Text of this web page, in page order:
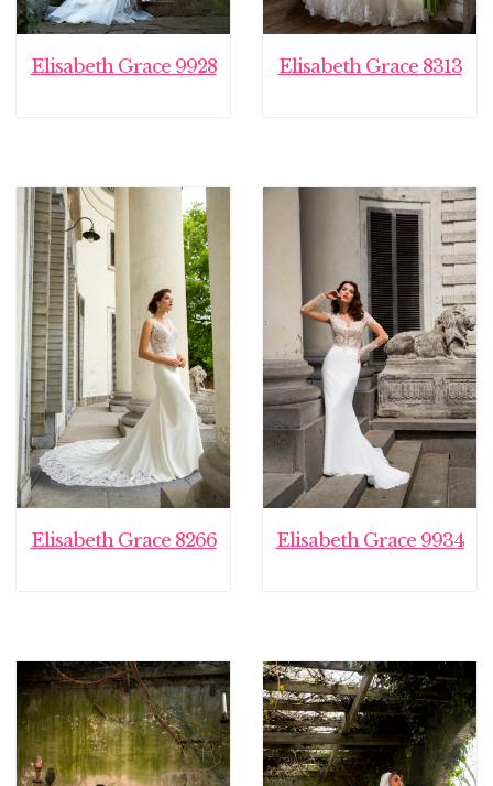
Elisabeth Grace 9928 Elisabeth Grace 8313
Elisabeth Grace 8266 Elisabeth Grace 9934